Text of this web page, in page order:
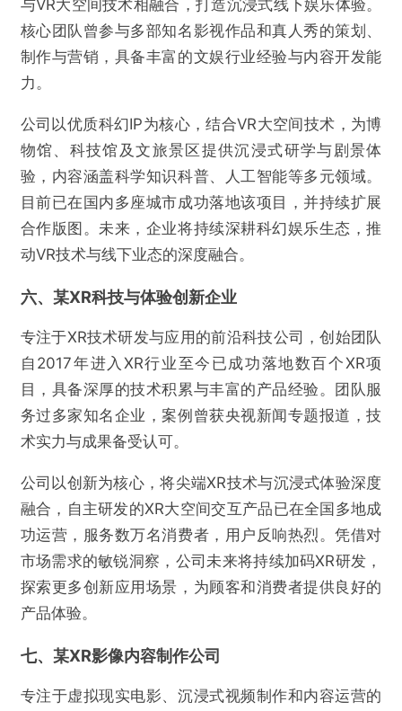
与VR大空间技术相融合，打造沉浸式线下娱乐体验。
核心团队曾参与多部知名影视作品和真人秀的策划、
制作与营销，具备丰富的文娱行业经验与内容开发能
力。
公司以优质科幻IP为核心，结合VR大空间技术，为博
物馆、科技馆及文旅景区提供沉浸式研学与剧景体
验，内容涵盖科学知识科普、人工智能等多元领域。
目前已在国内多座城市成功落地该项目，并持续扩展
合作版图。未来，企业将持续深耕科幻娱乐生态，推
动VR技术与线下业态的深度融合。
六、某XR科技与体验创新企业
专注于XR技术研发与应用的前沿科技公司，创始团队
自2017年进入XR行业至今已成功落地数百个XR项
目，具备深厚的技术积累与丰富的产品经验。团队服
务过多家知名企业，案例曾获央视新闻专题报道，技
术实力与成果备受认可。
公司以创新为核心，将尖端XR技术与沉浸式体验深度
融合，自主研发的XR大空间交互产品已在全国多地成
功运营，服务数万名消费者，用户反响热烈。凭借对
市场需求的敏锐洞察，公司未来将持续加码XR研发，
探索更多创新应用场景，为顾客和消费者提供良好的
产品体验。
七、某XR影像内容制作公司
专注于虚拟现实电影、沉浸式视频制作和内容运营的